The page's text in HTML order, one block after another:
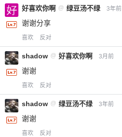
好喜欢你啊 @ 绿豆汤不绿 3年前
谢谢分享
喜欢 反对
shadow @ 好喜欢你啊 3月前
谢谢
喜欢 反对
shadow @ 绿豆汤不绿 3年前
谢谢
喜欢 反对